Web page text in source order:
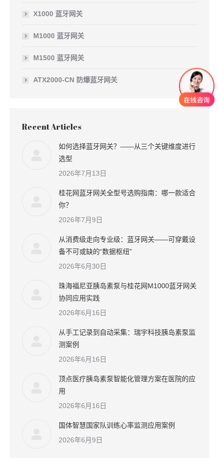
X1000 蓝牙网关
M1000 蓝牙网关
M1500 蓝牙网关
ATX2000-CN 防爆蓝牙网关
Recent Articles
如何选择蓝牙网关？——从三个关键维度进行
选型
2026年7月13日
桂花网蓝牙网关全型号选购指南：哪一款适合
你？
2026年7月9日
从消费级走向专业级：蓝牙网关——可穿戴设
备不可或缺的“数据枢纽”
2026年6月30日
珠海福尼亚胰岛素泵与桂花网M1000蓝牙网关
协同应用实践
2026年6月16日
从手工记录到自动采集：瑞宇科技胰岛素泵监
测案例
2026年6月16日
顶点医疗胰岛素泵智能化管理方案在医院的应
用
2026年6月16日
国体智慧国家队训练心率监测应用案例
2026年6月9日